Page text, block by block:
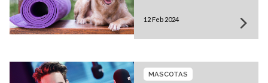
12 Feb 2024
MASCOTAS